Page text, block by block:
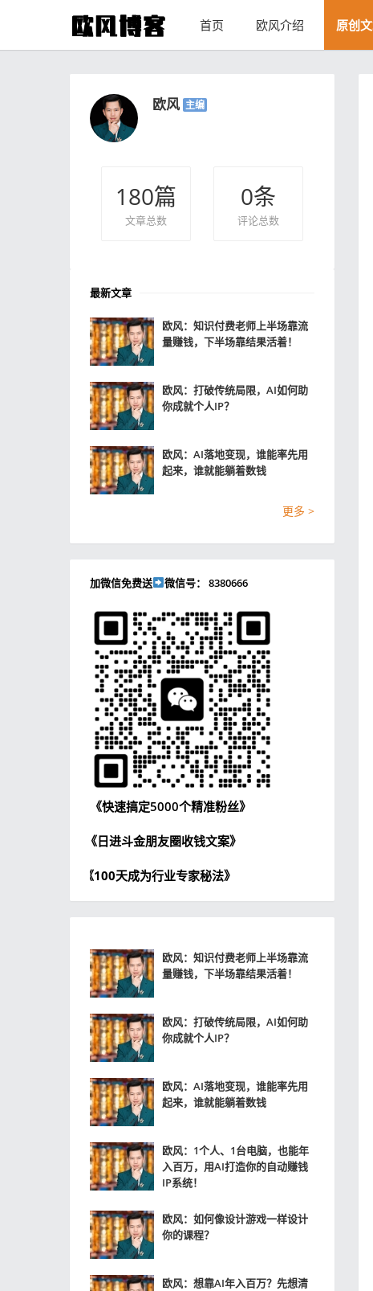
首页 欧风介绍 原创
欧风 主编
180篇
文章总数
0条
评论总数
最新文章
欧风：知识付费老师上半场靠流
量赚钱，下半场靠结果活着！
欧风：打破传统局限，AI如何助
你成就个人IP？
欧风：AI落地变现，谁能率先用
起来，谁就能躺着数钱
更多 >
加微信免费送 微信号： 8380666
《快速搞定5000个精准粉丝》
《日进斗金朋友圈收钱文案》
《100天成为行业专家秘法》
欧风：知识付费老师上半场靠流
量赚钱，下半场靠结果活着！
欧风：打破传统局限，AI如何助
你成就个人IP？
欧风：AI落地变现，谁能率先用
起来，谁就能躺着数钱
欧风：1个人、1台电脑，也能年
入百万，用AI打造你的自动赚钱
IP系统！
欧风：如何像设计游戏一样设计
你的课程？
欧风：想靠AI年入百万？先想清